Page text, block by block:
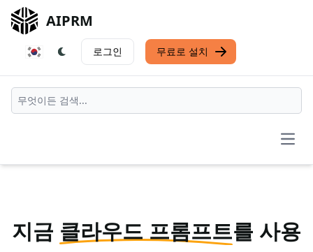
AIPRM
로그인 무료로 설치
지금 클라우드 프롬프트를 사용